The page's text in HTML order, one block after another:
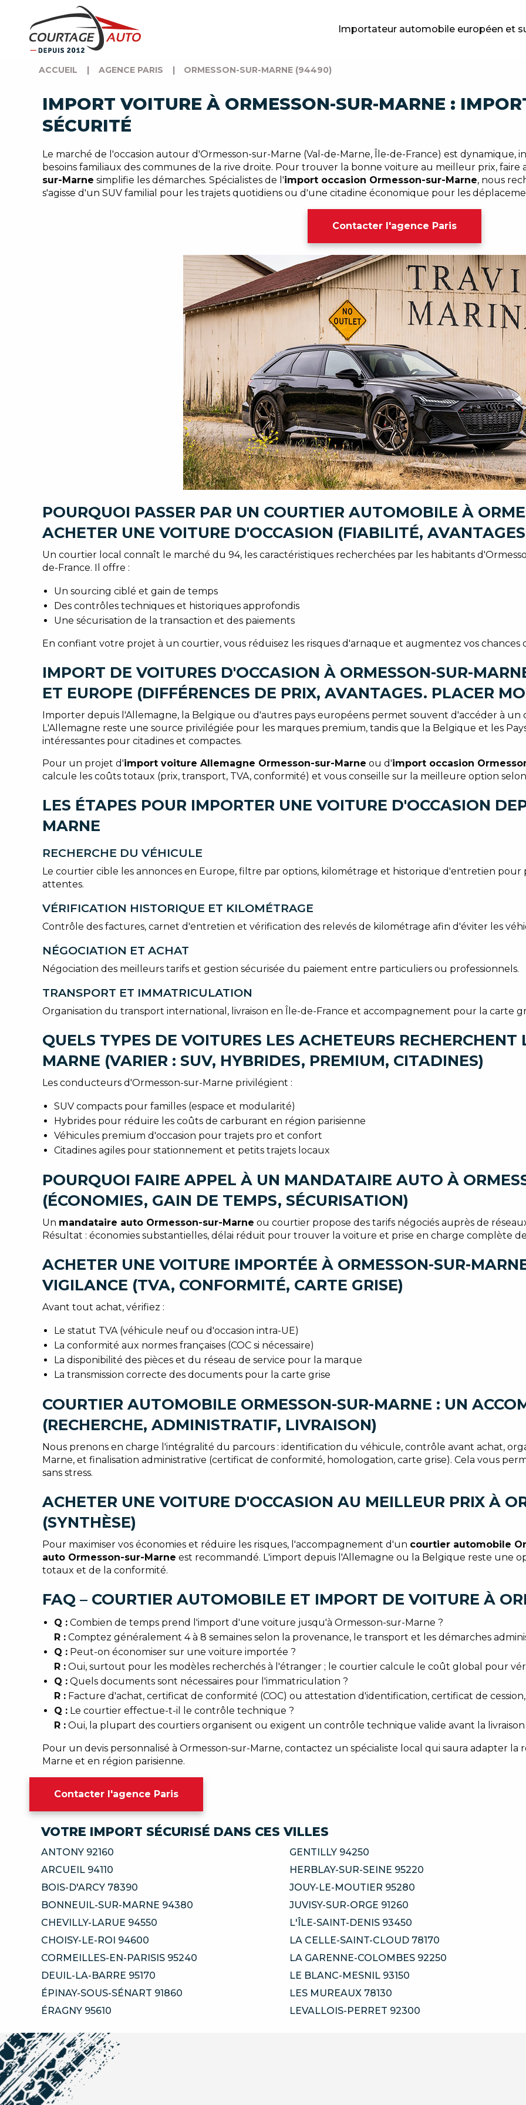
Importateur automobile européen et
ACCUEIL | AGENCE PARIS | ORMESSON-SUR-MARNE (94490)
IMPORT VOITURE À ORMESSON-SUR-MARNE :
SÉCURITÉ
Le marché de l'occasion autour d'Ormesson-sur-Marne (Val-de-Marne, Île-de-France) est dynamique,
besoins familiaux des communes de la rive droite. Pour trouver la bonne voiture au meilleur prix, faire
sur-Marne simplifie les démarches. Spécialistes de l'import occasion Ormesson-sur-Marne, nous
s'agisse d'un SUV familial pour les trajets quotidiens ou d'une citadine économique pour les
Contacter l'agence Paris
POURQUOI PASSER PAR UN COURTIER AUTOMOBILE À
ACHETER UNE VOITURE D'OCCASION (FIABILITÉ,
Un courtier local connaît le marché du 94, les caractéristiques recherchées par les habitants
de-France. Il offre :
Un sourcing ciblé et gain de temps
Des contrôles techniques et historiques approfondis
Une sécurisation de la transaction et des paiements
En confiant votre projet à un courtier, vous réduisez les risques d'arnaque et augmentez vos chances
IMPORT DE VOITURES D'OCCASION À ORMESSON-SUR-
ET EUROPE (DIFFÉRENCES DE PRIX, AVANTAGES. PLACER
Importer depuis l'Allemagne, la Belgique ou d'autres pays européens permet souvent d'accéder à un
L'Allemagne reste une source privilégiée pour les marques premium, tandis que la Belgique et les
intéressantes pour citadines et compactes.
Pour un projet d'import voiture Allemagne Ormesson-sur-Marne ou d'import occasion
calcule les coûts totaux (prix, transport, TVA, conformité) et vous conseille sur la meilleure option
LES ÉTAPES POUR IMPORTER UNE VOITURE D'OCCASION
MARNE
RECHERCHE DU VÉHICULE
Le courtier cible les annonces en Europe, filtre par options, kilométrage et historique d'entretien pour
attentes.
VÉRIFICATION HISTORIQUE ET KILOMÉTRAGE
Contrôle des factures, carnet d'entretien et vérification des relevés de kilométrage afin d'éviter les
NÉGOCIATION ET ACHAT
Négociation des meilleurs tarifs et gestion sécurisée du paiement entre particuliers ou professionnels.
TRANSPORT ET IMMATRICULATION
Organisation du transport international, livraison en Île-de-France et accompagnement pour la carte
QUELS TYPES DE VOITURES LES ACHETEURS RECHERCHENT
MARNE (VARIER : SUV, HYBRIDES, PREMIUM, CITADINES)
Les conducteurs d'Ormesson-sur-Marne privilégient :
SUV compacts pour familles (espace et modularité)
Hybrides pour réduire les coûts de carburant en région parisienne
Véhicules premium d'occasion pour trajets pro et confort
Citadines agiles pour stationnement et petits trajets locaux
POURQUOI FAIRE APPEL À UN MANDATAIRE AUTO À
(ÉCONOMIES, GAIN DE TEMPS, SÉCURISATION)
Un mandataire auto Ormesson-sur-Marne ou courtier propose des tarifs négociés auprès de
Résultat : économies substantielles, délai réduit pour trouver la voiture et prise en charge complète
ACHETER UNE VOITURE IMPORTÉE À ORMESSON-SUR-
VIGILANCE (TVA, CONFORMITÉ, CARTE GRISE)
Avant tout achat, vérifiez :
Le statut TVA (véhicule neuf ou d'occasion intra-UE)
La conformité aux normes françaises (COC si nécessaire)
La disponibilité des pièces et du réseau de service pour la marque
La transmission correcte des documents pour la carte grise
COURTIER AUTOMOBILE ORMESSON-SUR-MARNE : UN
(RECHERCHE, ADMINISTRATIF, LIVRAISON)
Nous prenons en charge l'intégralité du parcours : identification du véhicule, contrôle avant achat,
Marne, et finalisation administrative (certificat de conformité, homologation, carte grise). Cela vous
sans stress.
ACHETER UNE VOITURE D'OCCASION AU MEILLEUR PRIX À
(SYNTHÈSE)
Pour maximiser vos économies et réduire les risques, l'accompagnement d'un courtier automobile
auto Ormesson-sur-Marne est recommandé. L'import depuis l'Allemagne ou la Belgique reste une
totaux et de la conformité.
FAQ – COURTIER AUTOMOBILE ET IMPORT DE VOITURE À
Q : Combien de temps prend l'import d'une voiture jusqu'à Ormesson-sur-Marne ?
R : Comptez généralement 4 à 8 semaines selon la provenance, le transport et les démarches
Q : Peut-on économiser sur une voiture importée ?
R : Oui, surtout pour les modèles recherchés à l'étranger ; le courtier calcule le coût global pour
Q : Quels documents sont nécessaires pour l'immatriculation ?
R : Facture d'achat, certificat de conformité (COC) ou attestation d'identification, certificat de cession,
Q : Le courtier effectue-t-il le contrôle technique ?
R : Oui, la plupart des courtiers organisent ou exigent un contrôle technique valide avant la livraison
Pour un devis personnalisé à Ormesson-sur-Marne, contactez un spécialiste local qui saura adapter la
Marne et en région parisienne.
Contacter l'agence Paris
VOTRE IMPORT SÉCURISÉ DANS CES VILLES
ANTONY 92160
ARCUEIL 94110
BOIS-D'ARCY 78390
BONNEUIL-SUR-MARNE 94380
CHEVILLY-LARUE 94550
CHOISY-LE-ROI 94600
CORMEILLES-EN-PARISIS 95240
DEUIL-LA-BARRE 95170
ÉPINAY-SOUS-SÉNART 91860
ÉRAGNY 95610
GENTILLY 94250
HERBLAY-SUR-SEINE 95220
JOUY-LE-MOUTIER 95280
JUVISY-SUR-ORGE 91260
L'ÎLE-SAINT-DENIS 93450
LA CELLE-SAINT-CLOUD 78170
LA GARENNE-COLOMBES 92250
LE BLANC-MESNIL 93150
LES MUREAUX 78130
LEVALLOIS-PERRET 92300